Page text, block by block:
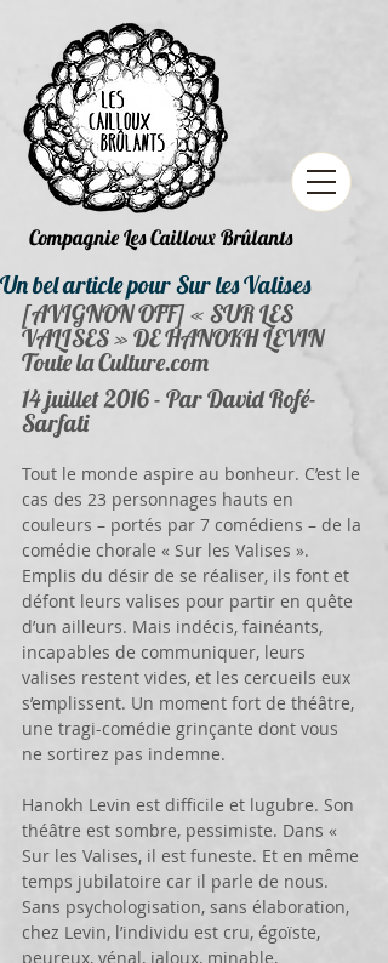
Compagnie Les Cailloux Brûlants
Un bel article pour Sur les Valises
[AVIGNON OFF] « SUR LES
VALISES » DE HANOKH LEVIN
Toute la Culture.com
14 juillet 2016 - Par David Rofé-
Sarfati
Tout le monde aspire au bonheur. C’est le
cas des 23 personnages hauts en
couleurs – portés par 7 comédiens – de la
comédie chorale « Sur les Valises ».
Emplis du désir de se réaliser, ils font et
défont leurs valises pour partir en quête
d’un ailleurs. Mais indécis, fainéants,
incapables de communiquer, leurs
valises restent vides, et les cercueils eux
s’emplissent. Un moment fort de théâtre,
une tragi-comédie grinçante dont vous
ne sortirez pas indemne.
Hanokh Levin est difficile et lugubre. Son
théâtre est sombre, pessimiste. Dans «
Sur les Valises, il est funeste. Et en même
temps jubilatoire car il parle de nous.
Sans psychologisation, sans élaboration,
chez Levin, l’individu est cru, égoïste,
peureux, vénal, jaloux, minable,